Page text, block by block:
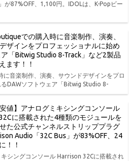
87%OFF、1,100円。IDOLは、K-Popビー
での購入時に音楽制作、演奏、
ザインをプロフェッショナルに始め
「Bitwig Studio 8-Track」など2製品
ます！！
音楽制作、演奏、サウンドデザインをプロ
DAWソフトウェア「Bitwig Studio 8-
安値】アナログミキシングコンソール
に搭載された4種類のモジュールを
た公式チャンネルストリッププラグ
Audio「32C Bus」が83%OFF、24
！！
キシングコンソール Harrison 32Cに搭載され